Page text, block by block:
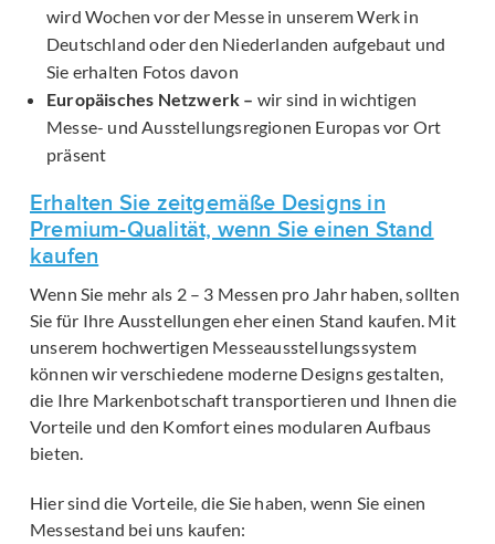
wird Wochen vor der Messe in unserem Werk in
Deutschland oder den Niederlanden aufgebaut und
Sie erhalten Fotos davon
Europäisches Netzwerk – wir sind in wichtigen
Messe- und Ausstellungsregionen Europas vor Ort
präsent
Erhalten Sie zeitgemäße Designs in
Premium-Qualität, wenn Sie einen Stand
kaufen
Wenn Sie mehr als 2 – 3 Messen pro Jahr haben, sollten
Sie für Ihre Ausstellungen eher einen Stand kaufen. Mit
unserem hochwertigen Messeausstellungssystem
können wir verschiedene moderne Designs gestalten,
die Ihre Markenbotschaft transportieren und Ihnen die
Vorteile und den Komfort eines modularen Aufbaus
bieten.
Hier sind die Vorteile, die Sie haben, wenn Sie einen
Messestand bei uns kaufen: